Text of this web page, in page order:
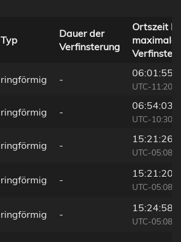
Typ
Dauer der
Verfinsterung
Ortszeit
maximaler
ringförmig -
06:01:55
UTC-11:20
ringförmig -
06:54:03
UTC-10:30
ringförmig -
15:21:26
UTC-05:08
ringförmig -
15:21:20
UTC-05:08
ringförmig -
15:24:58
UTC-05:08